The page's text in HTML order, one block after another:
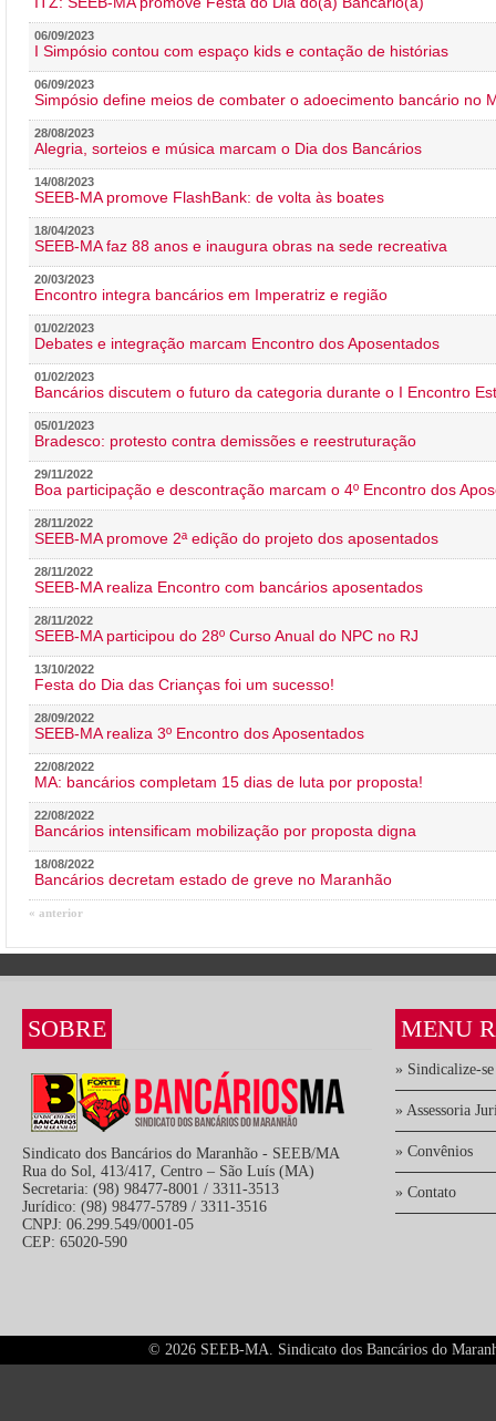
06/09/2023
I Simpósio contou com espaço kids e contação de histórias
06/09/2023
Simpósio define meios de combater o adoecimento bancário no
28/08/2023
Alegria, sorteios e música marcam o Dia dos Bancários
14/08/2023
SEEB-MA promove FlashBank: de volta às boates
18/04/2023
SEEB-MA faz 88 anos e inaugura obras na sede recreativa
20/03/2023
Encontro integra bancários em Imperatriz e região
01/02/2023
Debates e integração marcam Encontro dos Aposentados
01/02/2023
Bancários discutem o futuro da categoria durante o I Encontro
05/01/2023
Bradesco: protesto contra demissões e reestruturação
29/11/2022
Boa participação e descontração marcam o 4º Encontro dos
28/11/2022
SEEB-MA promove 2ª edição do projeto dos aposentados
28/11/2022
SEEB-MA realiza Encontro com bancários aposentados
28/11/2022
SEEB-MA participou do 28º Curso Anual do NPC no RJ
13/10/2022
Festa do Dia das Crianças foi um sucesso!
28/09/2022
SEEB-MA realiza 3º Encontro dos Aposentados
22/08/2022
MA: bancários completam 15 dias de luta por proposta!
22/08/2022
Bancários intensificam mobilização por proposta digna
18/08/2022
Bancários decretam estado de greve no Maranhão
« anterior
SOBRE
Sindicato dos Bancários do Maranhão - SEEB/MA
Rua do Sol, 413/417, Centro – São Luís (MA)
Secretaria: (98) 98477-8001 / 3311-3513
Jurídico: (98) 98477-5789 / 3311-3516
CNPJ: 06.299.549/0001-05
CEP: 65020-590
MENU
» Sindicalize-se
» Assessoria
» Convênios
» Contato
© 2026 SEEB-MA. Sindicato dos Bancários do